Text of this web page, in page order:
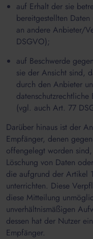
auf Erhalt der sie
bereitgestellten
an andere Anbieter/
DSGVO);
auf Beschwerde
sie der Ansicht sind,
durch den Anbieter
datenschutzrechtliche
(vgl. auch Art. 77
Darüber hinaus ist der
Empfänger, denen
offengelegt worden
Löschung von Daten
die aufgrund der Artikel
unterrichten. Diese
diese Mitteilung
unverhältnismäßigen
dessen hat der Nutzer
Empfänger.